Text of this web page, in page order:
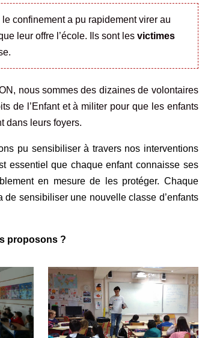
confinement a pu rapidement virer au
leur offre l’école. Ils sont lesvictimes
nous sommes des dizaines de volontaires
de l’Enfant et à militer pour que les enfants
dans leurs foyers.
pu sensibiliser à travers nos interventions
essentiel que chaque enfant connaisse ses
en mesure de les protéger. Chaque
sensibiliser une nouvelle classe d’enfants
proposons ?